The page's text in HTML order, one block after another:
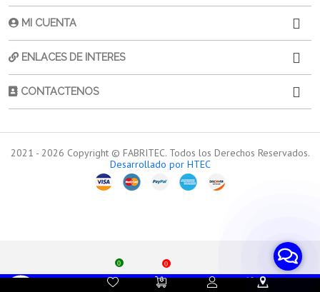
0 0
MI CUENTA
ENLACES DE INTERES
CONTACTENOS
2021 - 2026 Copyright © FABRITEC. Todos los Derechos Reservados.
Desarrollado por HTEC